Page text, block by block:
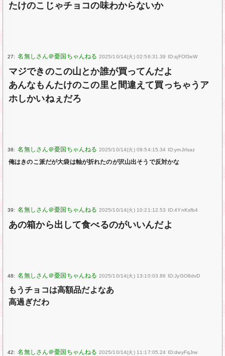
たけのこじゃチョコの味わからないか
27: 2025/10/14(火) 02:56:31.39 ID:sjFOf3eW
マジできのこの山とか誰が買ってんだよ
あんなもんたけのこの里と間違えて買っちゃうア
ホしかいねぇだろ
38: 2025/10/14(火) 09:54:15.34 ID:ymJrIsaz
俺はきのこ派だが大袋は軸が折れたのが沢山出そうで反対かな
39: 2025/10/14(火) 10:21:12.53 ID:4YnKsfb4
あの箱から出して食べるのがいいんだよ
48: 2025/10/14(火) 13:10:03.86 ID:JyGO8dvD
もうチョコは高額品だよなあ
高過ぎだわ
42: 2025/10/14(火) 11:17:05.24 ID:dwyFqJrw